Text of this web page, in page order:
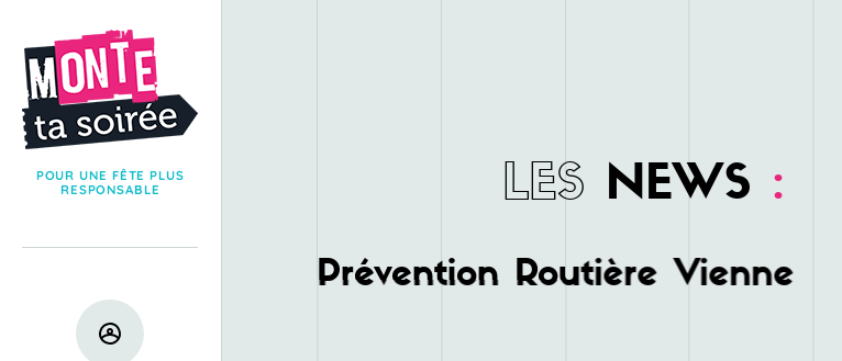
POUR UNE FÊTE PLUS
RESPONSABLE
LES NEWS :
Prévention Routière Vienne